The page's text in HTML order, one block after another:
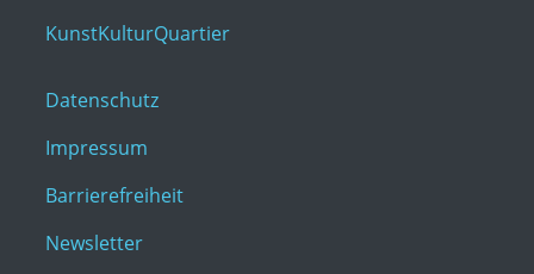
KunstKulturQuartier
Datenschutz
Impressum
Barrierefreiheit
Newsletter